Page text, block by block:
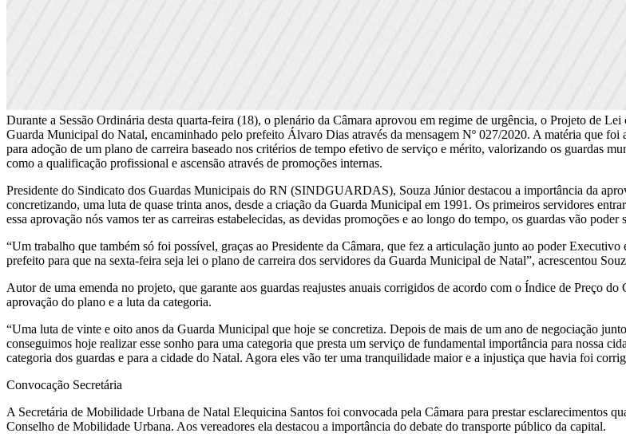
Durante a Sessão Ordinária desta quarta-feira (18), o plenário da Câmara aprovou em regime de urgência, o Projeto de
Guarda Municipal do Natal, encaminhado pelo prefeito Álvaro Dias através da mensagem Nº 027/2020. A matéria que
para adoção de um plano de carreira baseado nos critérios de tempo efetivo de serviço e mérito, valorizando os guardas
como a qualificação profissional e ascensão através de promoções internas.
Presidente do Sindicato dos Guardas Municipais do RN (SINDGUARDAS), Souza Júnior destacou a importância da
concretizando, uma luta de quase trinta anos, desde a criação da Guarda Municipal em 1991. Os primeiros servidores
essa aprovação nós vamos ter as carreiras estabelecidas, as devidas promoções e ao longo do tempo, os guardas vão
“Um trabalho que também só foi possível, graças ao Presidente da Câmara, que fez a articulação junto ao poder
prefeito para que na sexta-feira seja lei o plano de carreira dos servidores da Guarda Municipal de Natal”, acrescentou
Autor de uma emenda no projeto, que garante aos guardas reajustes anuais corrigidos de acordo com o Índice de Preço
aprovação do plano e a luta da categoria.
“Uma luta de vinte e oito anos da Guarda Municipal que hoje se concretiza. Depois de mais de um ano de negociação
conseguimos hoje realizar esse sonho para uma categoria que presta um serviço de fundamental importância para nossa
categoria dos guardas e para a cidade do Natal. Agora eles vão ter uma tranquilidade maior e a injustiça que havia foi
Convocação Secretária
A Secretária de Mobilidade Urbana de Natal Elequicina Santos foi convocada pela Câmara para prestar esclarecimentos
Conselho de Mobilidade Urbana. Aos vereadores ela destacou a importância do debate do transporte público da capital.